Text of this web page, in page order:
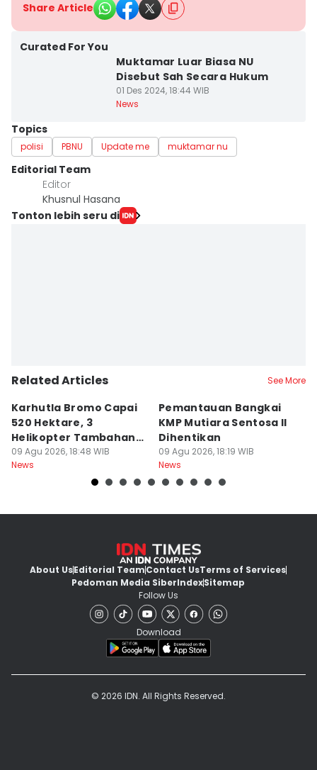
Share Article
Curated For You
Muktamar Luar Biasa NU
Disebut Sah Secara Hukum
01 Des 2024, 18:44 WIB
News
Topics
polisi PBNU Update me muktamar nu
Editorial Team
Editor
Khusnul Hasana
Tonton lebih seru di
Related Articles See More
Karhutla Bromo Capai
520 Hektare, 3
Helikopter Tambahan
Diterjunkan
09 Agu 2026, 18:48 WIB
News
Pemantauan Bangkai
KMP Mutiara Sentosa II
Dihentikan
09 Agu 2026, 18:19 WIB
News
About UsEditorial TeamContact UsTerms of Services
Pedoman Media SiberIndexSitemap
Follow Us
Download
© 2026 IDN. All Rights Reserved.